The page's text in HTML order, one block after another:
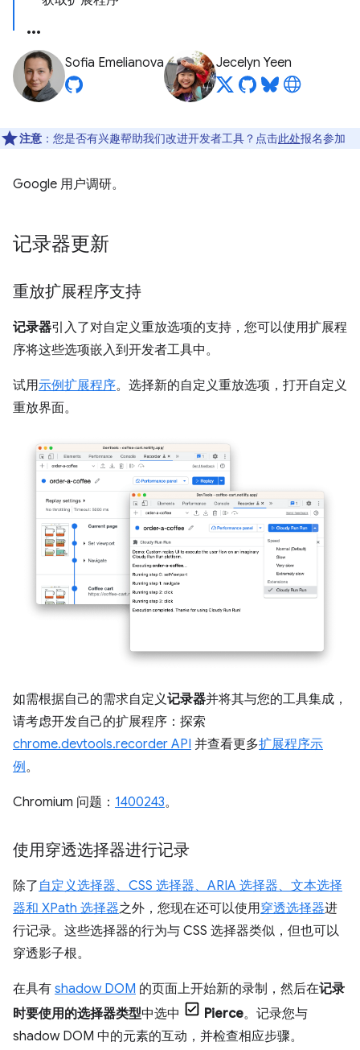
Sofia Emelianova Jecelyn Yeen
注意 ：您是否有兴趣帮助我们改进开发者工具？点击此处报名参加
Google 用户调研。
记录器更新
重放扩展程序支持
记录器引入了对自定义重放选项的支持，您可以使用扩展程
序将这些选项嵌入到开发者工具中。
试用示例扩展程序。选择新的自定义重放选项，打开自定义
重放界面。
如需根据自己的需求自定义记录器并将其与您的工具集成，
请考虑开发自己的扩展程序：探索
chrome.devtools.recorder API 并查看更多扩展程序示
例。
Chromium 问题： 1400243。
使用穿透选择器进行记录
除了 自定义选择器、CSS 选择器、ARIA 选择器、文本选择
器和 XPath 选择器之外，您现在还可以使用穿透选择器进
行记录。这些选择器的行为与 CSS 选择器类似，但也可以
穿透影子根。
在具有 shadow DOM 的页面上开始新的录制，然后在记录
时要使用的选择器类型中选中 Pierce。记录您与
shadow DOM 中的元素的互动，并检查相应步骤。